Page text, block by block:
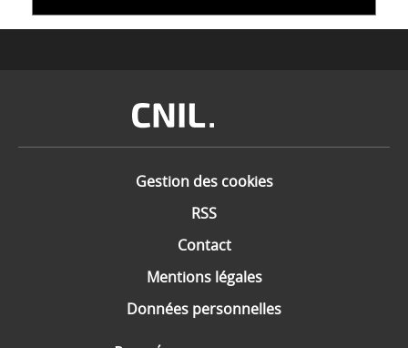
Image
Gestion des cookies
RSS
Contact
Mentions légales
Données personnelles